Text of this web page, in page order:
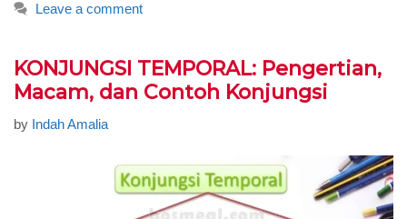
Leave a comment
KONJUNGSI TEMPORAL: Pengertian,
Macam, dan Contoh Konjungsi
by Indah Amalia